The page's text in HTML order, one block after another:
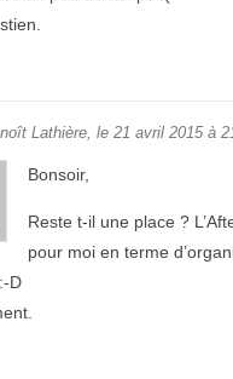
Lathière, le 21 avril 2015 à
Bonsoir,
Reste t-il une place ?
pour moi en terme
D